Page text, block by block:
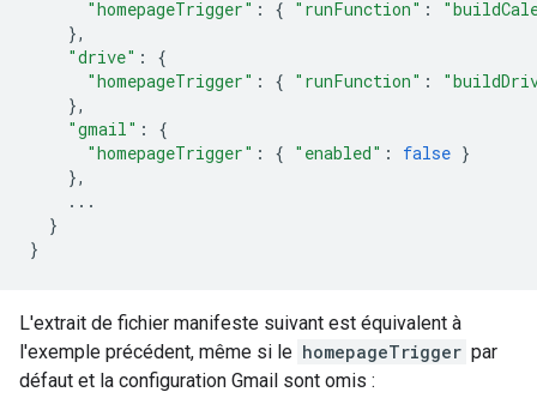
"homepageTrigger" : { "runFunction" :
},
"drive" :
{
"homepageTrigger" : { "runFunction" :
},
"gmail" :
{
"homepageTrigger" : { "enabled" : false }
},
...
}
}
L'extrait de fichier manifeste suivant est équivalent à
l'exemple précédent, même si le homepageTrigger par
défaut et la configuration Gmail sont omis :